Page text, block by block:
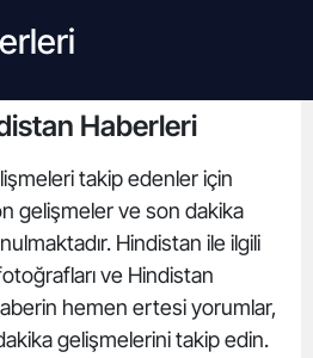
Haberleri
takip edenler için
gelişmeler ve son dakika
Hindistan ile ilgili
ve Hindistan
hemen ertesi yorumlar,
gelişmelerini takip edin.